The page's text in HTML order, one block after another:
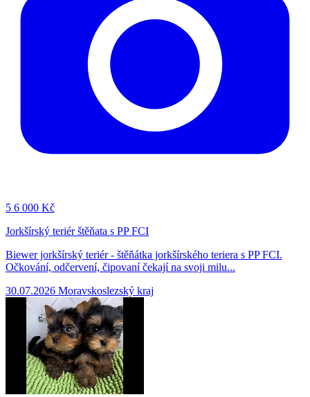
5 6 000 Kč
Jorkšírský teriér štěňata s PP FCI
Biewer jorkšírský teriér - štěňátka jorkšírského teriera s PP FCI.
Očkování, odčervení, čipovaní čekají na svoji milu...
30.07.2026 Moravskoslezský kraj